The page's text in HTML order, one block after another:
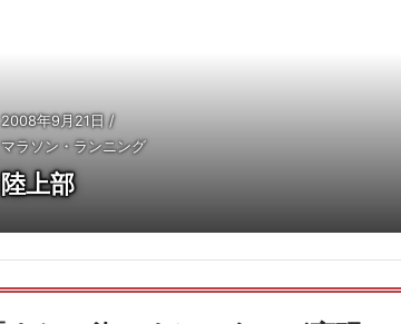
2008年9月21日/
マラソン・ランニング
陸上部